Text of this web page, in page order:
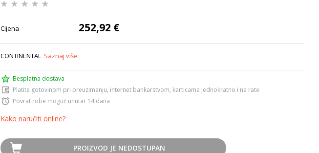
Cijena 252,92 €
CONTINENTAL Saznaj više
Besplatna dostava
Platite gotovinom pri preuzimanju, internet bankarstvom, karticama jednokratno i na rate
Povrat robe moguć unutar 14 dana
Kako naručiti online?
PROIZVOD JE NEDOSTUPAN